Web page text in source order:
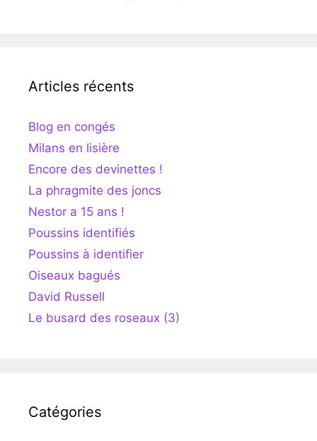
Articles récents
Blog en congés
Milans en lisière
Encore des devinettes !
La phragmite des joncs
Nestor a 15 ans !
Poussins identifiés
Poussins à identifier
Oiseaux bagués
David Russell
Le busard des roseaux (3)
Catégories